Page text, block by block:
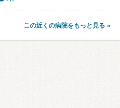
この近くの病院をもっと見る »